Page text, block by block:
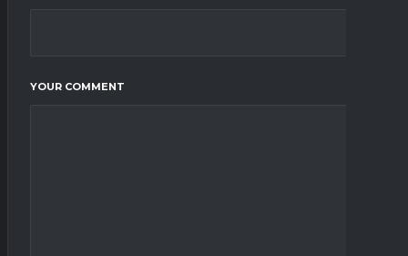
YOUR COMMENT